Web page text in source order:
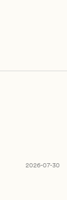
2026-07-30